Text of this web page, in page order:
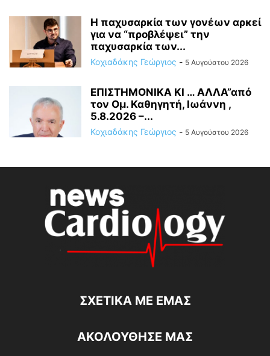
Η παχυσαρκία των γονέων αρκεί
για να “προβλέψει” την
παχυσαρκία των...
Κοχιαδάκης Γεώργιος - 5 Αυγούστου 2026
ΕΠΙΣΤΗΜΟΝΙΚΑ ΚΙ … ΑΛΛΑ”από
τον Ομ. Καθηγητή, Ιωάννη ,
5.8.2026 –...
Κοχιαδάκης Γεώργιος - 5 Αυγούστου 2026
ΣΧΕΤΙΚΆ ΜΕ ΕΜΆΣ
ΑΚΟΛΟΥΘΗΣΕ ΜΑΣ